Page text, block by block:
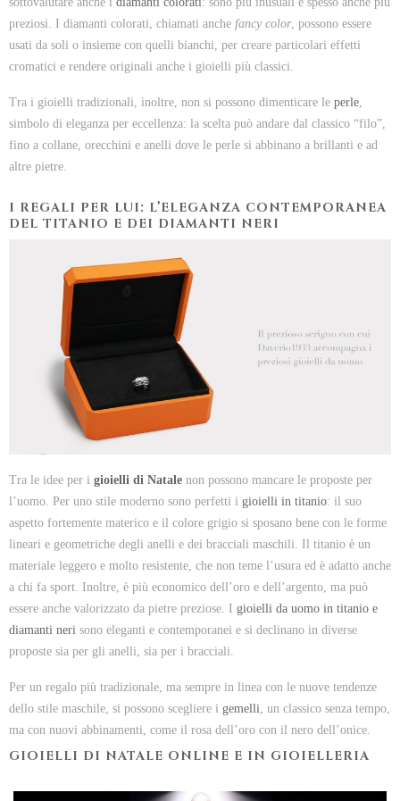
preziosi. I diamanti colorati, chiamati anche fancy color, possono essere
usati da soli o insieme con quelli bianchi, per creare particolari effetti
cromatici e rendere originali anche i gioielli più classici.
Tra i gioielli tradizionali, inoltre, non si possono dimenticare le perle
simbolo di eleganza per eccellenza: la scelta può andare dal classico “filo”,
fino a collane, orecchini e anelli dove le perle si abbinano a brillanti e ad
altre pietre.
I REGALI PER LUI: L’ELEGANZA CONTEMPORANEA
DEL TITANIO E DEI DIAMANTI NERI
Tra le idee per i gioielli di Natale non possono mancare le proposte per
l’uomo. Per uno stile moderno sono perfetti i gioielli in titanio: il suo
aspetto fortemente materico e il colore grigio si sposano bene con le forme
lineari e geometriche degli anelli e dei bracciali maschili. Il titanio è un
materiale leggero e molto resistente, che non teme l’usura ed è adatto anche
a chi fa sport. Inoltre, è più economico dell’oro e dell’argento, ma può
essere anche valorizzato da pietre preziose. I gioielli da uomo in titanio e
diamanti neri sono eleganti e contemporanei e si declinano in diverse
proposte sia per gli anelli, sia per i bracciali.
Per un regalo più tradizionale, ma sempre in linea con le nuove tendenze
dello stile maschile, si possono scegliere i gemelli , un classico senza tempo,
ma con nuovi abbinamenti, come il rosa dell’oro con il nero dell’onice.
GIOIELLI DI NATALE ONLINE E IN GIOIELLERIA